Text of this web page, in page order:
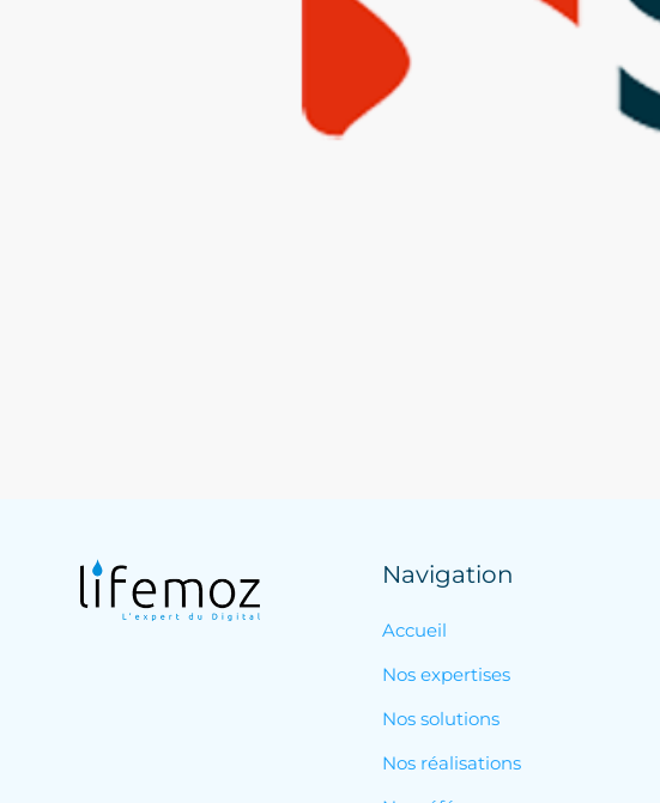
Navigation
Accueil
Nos expertises
Nos solutions
Nos réalisations